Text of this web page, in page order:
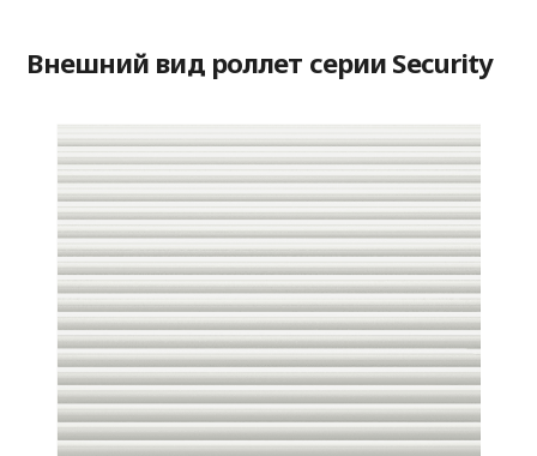
Внешний вид роллет серии Security